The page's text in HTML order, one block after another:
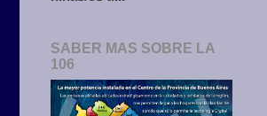
SABER MAS SOBRE LA
106